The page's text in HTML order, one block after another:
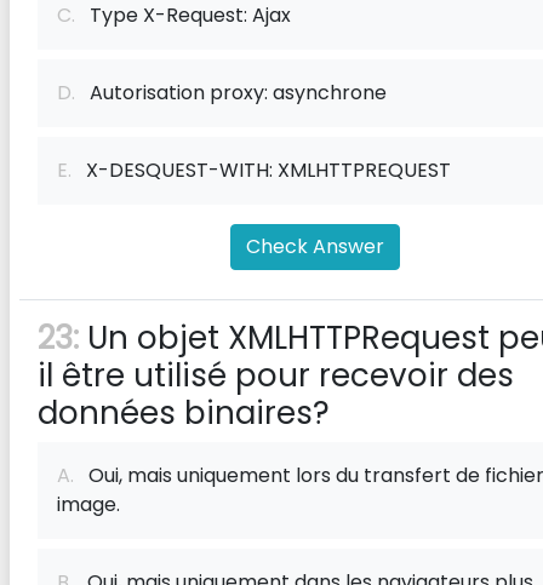
C. Type X-Request: Ajax
D. Autorisation proxy: asynchrone
E. X-DESQUEST-WITH: XMLHTTPREQUEST
Check Answer
23: Un objet XMLHTTPRequest
il être utilisé pour recevoir des
données binaires?
A. Oui, mais uniquement lors du transfert de
image.